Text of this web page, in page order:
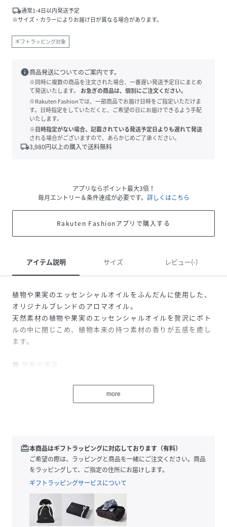
local_shipping通常1-4日以内発送予定
※サイズ・カラーによりお届け日が異なる場合があります。
ギフトラッピング対象
info商品発送についてのご案内です。
※同時に複数の商品を注文された場合、一番遅い発送予定日にまとめ
て発送いたします。
お急ぎの商品は、個別にご注文ください。
※Rakuten Fashionでは、一部商品でお届け日時をご指定いただけま
す。日時指定をしていただくと、ご希望の日にお届けできるよう手配
いたします。
※日時指定がない場合、記載されている発送予定日よりも遅れて発送
される場合がございますので、あらかじめご了承ください。
local_shipping3,980円以上の購入で送料無料
アプリならポイント最大3倍！
毎月エントリー＆条件達成が必要です。 詳しくはこちら
Rakuten Fashionアプリで購入する
アイテム説明 サイズ レビュー(-)
植物や果実のエッセンシャルオイルをふんだんに使用した、
オリジナルブレンドのアロマオイル。
天然素材の植物や果実のエッセンシャルオイルを贅沢にボト
ルの中に閉じこめ、植物本来の持つ素材の香りが五感を癒し
ます。
■ 禁断の果実
スミンの華やかで高級感のあるフローラルで優雅な香りとス
パイスのベイが、香りにアクセントを加えます。禁断の果実
水、エタノール (サトウキビ由来)、香料、溶剤
性別タイプ ユニセックス
FREE
more
redeem本商品はギフトラッピングに対応しております（有料）
ご希望の際は、ラッピングと商品を一緒にご注文ください。商品
をラッピングして、ご指定の住所にお届けします。
ギフトラッピングサービスについて